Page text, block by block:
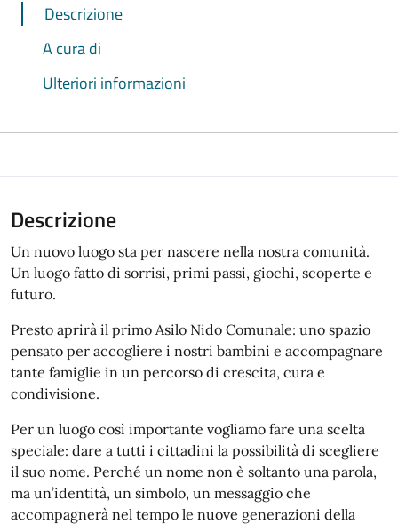
Descrizione
A cura di
Ulteriori informazioni
Descrizione
Un nuovo luogo sta per nascere nella nostra comunità.
Un luogo fatto di sorrisi, primi passi, giochi, scoperte e
futuro.
Presto aprirà il primo Asilo Nido Comunale: uno spazio
pensato per accogliere i nostri bambini e accompagnare
tante famiglie in un percorso di crescita, cura e
condivisione.
Per un luogo così importante vogliamo fare una scelta
speciale: dare a tutti i cittadini la possibilità di scegliere
il suo nome. Perché un nome non è soltanto una parola,
ma un’identità, un simbolo, un messaggio che
accompagnerà nel tempo le nuove generazioni della